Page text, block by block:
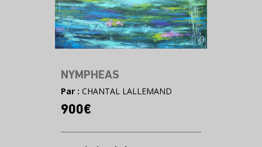
NYMPHEAS
Par : CHANTAL LALLEMAND
900€